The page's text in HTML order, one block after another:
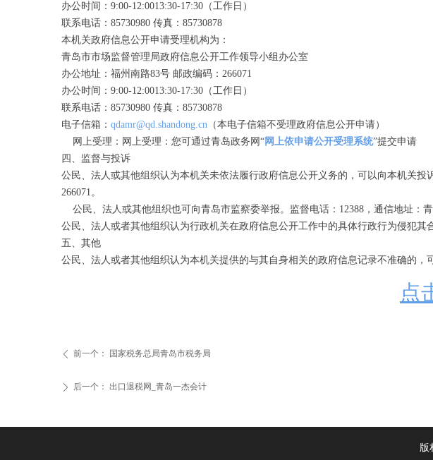
ꄴ 前一个： 国家税务总局青岛市税务局
ꄲ 后一个： 出口退税网_青岛一杰会计
办公时间：9:00-12:0013:30-17:30（工作日）
联系电话：85730980 传真：85730878
本机关政府信息公开申请受理机构为：
青岛市市场监督管理局政府信息公开工作领导小组办公室
办公地址：福州南路83号 邮政编码：266071
办公时间：9:00-12:0013:30-17:30（工作日）
联系电话：85730980 传真：85730878
电子信箱： qdamr@qd.shandong.cn （本电子信箱不受理政府信息公开申请）
网上受理：网上受理：您可通过青岛政务网“网上依申请公开受理系统”提交申请
四、监督与投诉
公民、法人或其他组织认为本机关未依法履行政府信息公开义务的，可以向本机关投
266071。
公民、法人或其他组织也可向青岛市监察委举报。监督电话：12388，通信地址：
公民、法人或者其他组织认为行政机关在政府信息公开工作中的具体行政行为侵犯
五、其他
公民、法人或者其他组织认为本机关提供的与其自身相关的政府信息记录不准确的
点
版